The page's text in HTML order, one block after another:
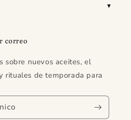
correo
sobre nuevos aceites, el
rituales de temporada para